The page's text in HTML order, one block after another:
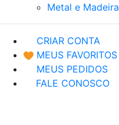
Metal e Madeira
CRIAR CONTA
MEUS FAVORITOS
MEUS PEDIDOS
FALE CONOSCO